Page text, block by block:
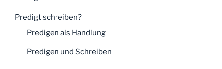
Predigt schreiben?
Predigen als Handlung
Predigen und Schreiben